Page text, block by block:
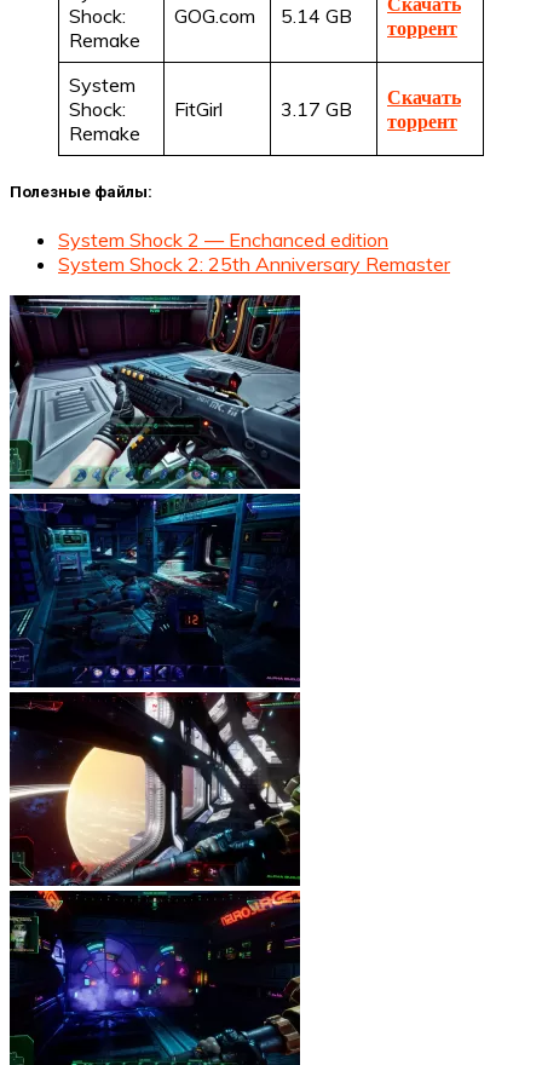
Shock:
Remake
GOG.com 5.14 GB
торрент
System
Shock:
Remake
FitGirl 3.17 GB
Скачать
торрент
Полезные файлы:
System Shock 2 — Enchanced edition
System Shock 2: 25th Anniversary Remaster